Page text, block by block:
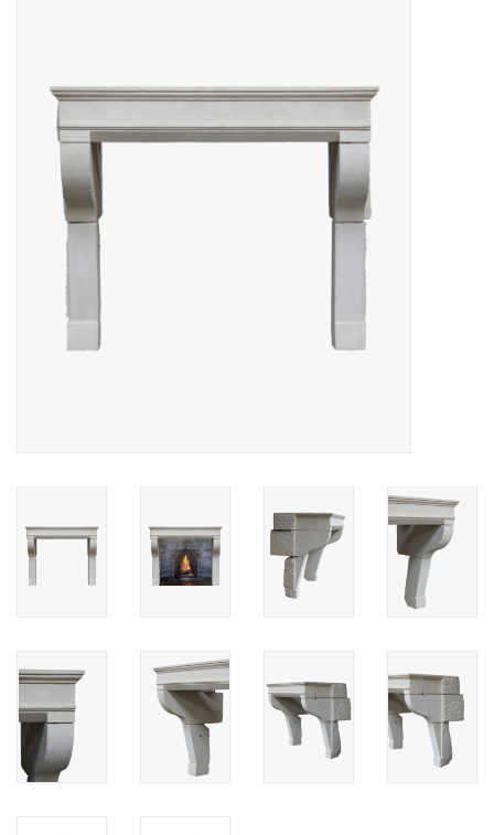
Decoratieve Outdoor
Objecten
Vloeren - Steen, Terra Cotta
& Marmer
Tevreden Klanten
Login
Cadeau Bonnen